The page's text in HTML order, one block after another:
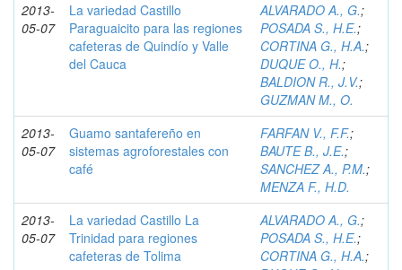
2013-
05-07
La variedad Castillo
Paraguaicito para las regiones
cafeteras de Quindío y Valle
del Cauca
ALVARADO A., G.;
POSADA S., H.E.;
CORTINA G., H.A.;
DUQUE O., H.;
BALDION R., J.V.;
GUZMAN M., O.
2013-
05-07
Guamo santafereño en
sistemas agroforestales con
café
FARFAN V., F.F.;
BAUTE B., J.E.;
SANCHEZ A., P.M.;
MENZA F., H.D.
2013-
05-07
La variedad Castillo La
Trinidad para regiones
cafeteras de Tolima
ALVARADO A., G.;
POSADA S., H.E.;
CORTINA G., H.A.;